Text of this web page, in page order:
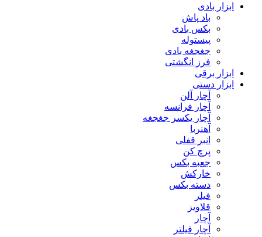
ابزار بادی
باد پاش
بکس بادی
پیستوله
جغجغه بادی
فرز انگشتی
ابزار برقی
ابزار دستی
آچار آلن
آچار فرانسه
آچار یکسر جغجغه
آهنربا
انبر قفلی
پرچ کن
جعبه بکس
خارکش
دسته بکس
فیلر
قلاویز
آچار
آچار فیلتر